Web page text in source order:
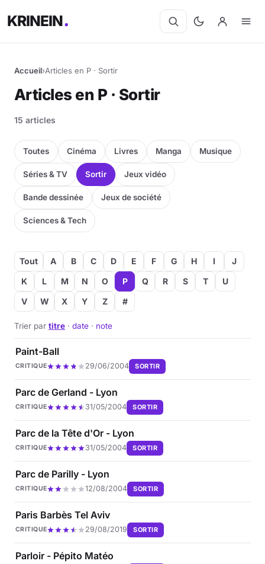
KRINEIN
Accueil›Articles en P · Sortir
Articles en P · Sortir
15 articles
Toutes Cinéma Livres Manga Musique
Séries & TV Sortir Jeux vidéo
Bande dessinée Jeux de société
Sciences & Tech
Tout A B C D E F G H I
J
K
L M N O P Q R S T
U
V
W X Y Z #
Trier par titre · date · note
Paint-Ball
CRITIQUE 29/06/2004 SORTIR
Parc de Gerland - Lyon
CRITIQUE 31/05/2004 SORTIR
Parc de la Tête d'Or - Lyon
CRITIQUE 31/05/2004 SORTIR
Parc de Parilly - Lyon
CRITIQUE 12/08/2004 SORTIR
Paris Barbès Tel Aviv
CRITIQUE 29/08/2019 SORTIR
Parloir - Pépito Matéo